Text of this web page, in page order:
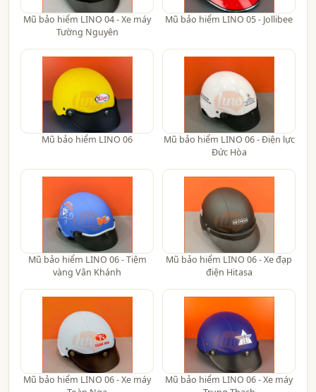
Mũ bảo hiểm LINO 04 - Xe máy
Tường Nguyên
Mũ bảo hiểm LINO 05 - Jollibee
Mũ bảo hiểm LINO 06
Mũ bảo hiểm LINO 06 - Điện lực
Đức Hòa
Mũ bảo hiểm LINO 06 - Tiệm
vàng Vân Khánh
Mũ bảo hiểm LINO 06 - Xe đạp
điện Hitasa
Mũ bảo hiểm LINO 06 - Xe máy
Mũ bảo hiểm LINO 06 - Xe máy